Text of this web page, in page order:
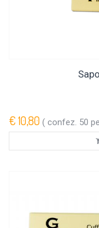
€ 10,80 ( confez. 50